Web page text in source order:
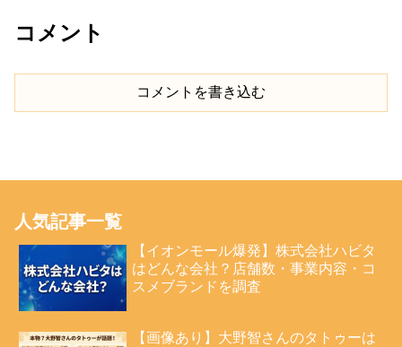
コメント
コメントを書き込む
人気記事一覧
【イオンモール爆発】株式会社ハビタ
はどんな会社？店舗数・事業内容・コ
スメブランドを調査
【画像あり】大野智さんのタトゥーは